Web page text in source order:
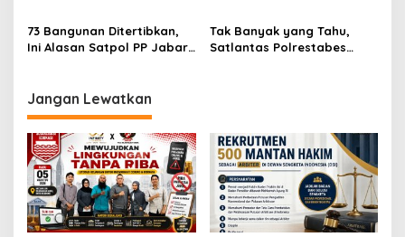
Siswa Tampil Memukau
Membawa Harapan Lewat
Bantuan Pangan
73 Bangunan Ditertibkan,
Ini Alasan Satpol PP Jabar
Tak Banyak yang Tahu,
Satlantas Polrestabes
Jangan Lewatkan